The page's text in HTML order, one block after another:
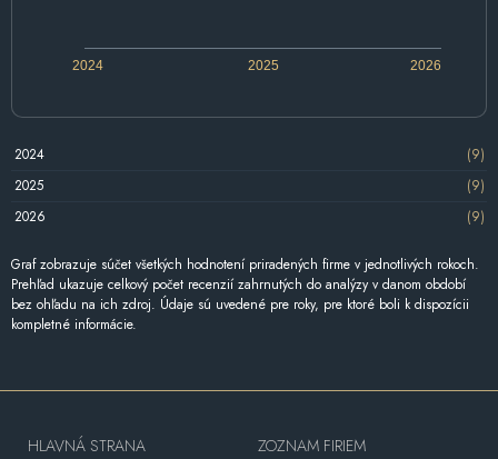
2024 2026
2025
2024
(9)
2025
(9)
2026
(9)
Graf zobrazuje súčet všetkých hodnotení priradených firme v jednotlivých rokoch.
Prehľad ukazuje celkový počet recenzií zahrnutých do analýzy v danom období
bez ohľadu na ich zdroj. Údaje sú uvedené pre roky, pre ktoré boli k dispozícii
kompletné informácie.
HLAVNÁ STRANA
ZOZNAM FIRIEM